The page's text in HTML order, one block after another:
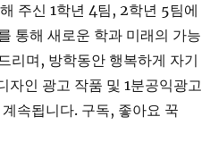
주신 1학년 4팀, 2학년 5팀에
통해 새로운 학과 미래의 가능
리며, 방학동안 행복하게 자기
자인 광고 작품 및 1분공익광고
속됩니다. 구독, 좋아요 꾹